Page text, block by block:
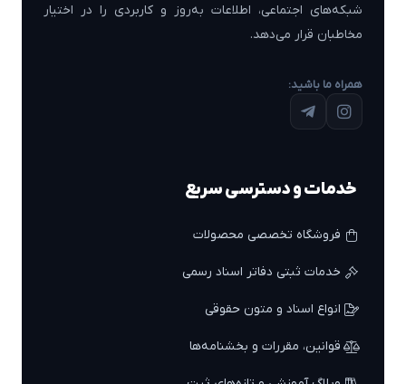
شبکه‌های اجتماعی، اطلاعات به‌روز و کاربردی را در اختیار
مخاطبان قرار می‌دهد.
همراه ما باشید:
خدمات و دسترسی سریع
فروشگاه تخصصی محصولات
خدمات ثبتی دفاتر اسناد رسمی
انواع اسناد و متون حقوقی
قوانین، مقررات و بخشنامه‌ها